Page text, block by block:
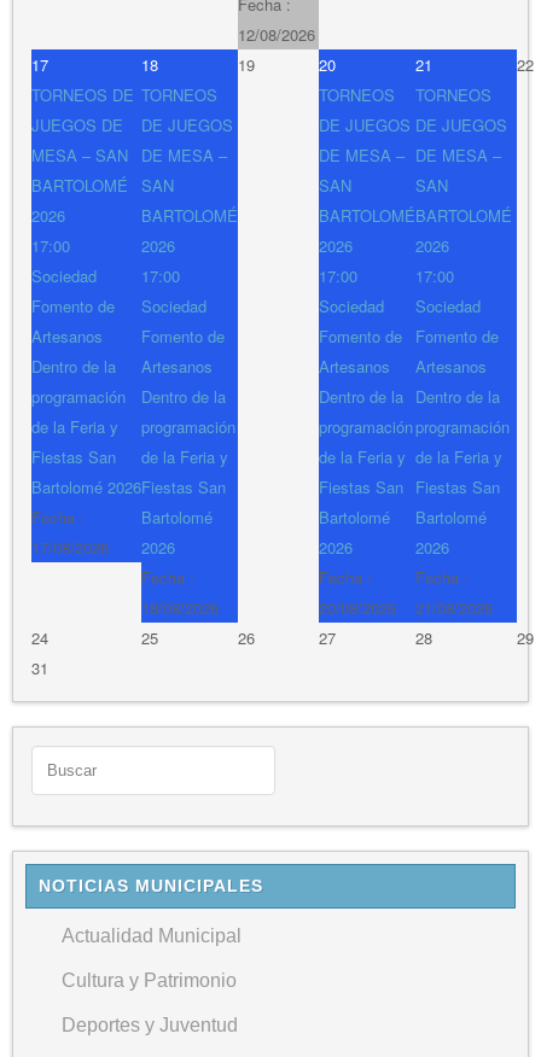
12/08/2026
17
TORNEOS DE
JUEGOS DE
MESA – SAN
BARTOLOMÉ
2026
17:00
Sociedad
Fomento de
Artesanos
Dentro de la
programación
de la Feria y
Fiestas San
Bartolomé 2026
Fecha :
17/08/2026
18
TORNEOS
DE JUEGOS
DE MESA –
SAN
BARTOLOMÉ
2026
17:00
Sociedad
Fomento de
Artesanos
Dentro de la
programación
de la Feria y
Fiestas San
Bartolomé
2026
Fecha :
18/08/2026
19
20
TORNEOS
DE JUEGOS
DE MESA –
SAN
BARTOLOMÉ
2026
17:00
Sociedad
Fomento de
Artesanos
Dentro de la
programación
de la Feria y
Fiestas San
Bartolomé
2026
Fecha :
20/08/2026
21
TORNEOS
DE JUEGOS
DE MESA –
SAN
BARTOLOMÉ
2026
17:00
Sociedad
Fomento de
Artesanos
Dentro de la
programación
de la Feria y
Fiestas San
Bartolomé
2026
Fecha :
21/08/2026
22
24 25 26 27 28
29
31
NOTICIAS MUNICIPALES
Actualidad Municipal
Cultura y Patrimonio
Deportes y Juventud